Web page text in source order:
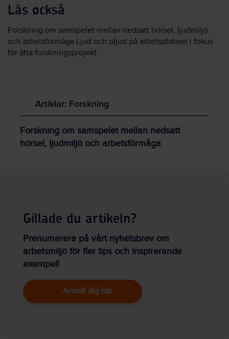
Läs också
Forskning om samspelet mellan nedsatt hörsel, ljudmiljö
och arbetsförmåga Ljud och oljud på arbetsplatsen i fokus
för åtta forskningsprojekt.
Artiklar: Forskning
Forskning om samspelet mellan nedsatt
hörsel, ljudmiljö och arbetsförmåga
Gillade du artikeln?
Prenumerera på vårt nyhetsbrev om
arbetsmiljö för fler tips och inspirerande
exempel!
Anmäl dig här